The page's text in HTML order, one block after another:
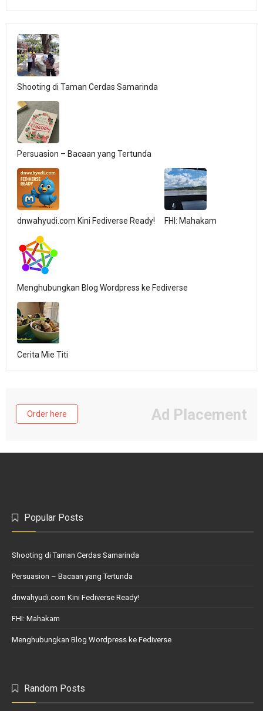
Shooting di Taman Cerdas Samarinda
Persuasion – Bacaan yang Tertunda
dnwahyudi.com Kini Fediverse Ready! FHI: Mahakam
Menghubungkan Blog Wordpress ke Fediverse
Cerita Mie Titi
Order here Ad Placement
Popular Posts
Shooting di Taman Cerdas Samarinda
Persuasion – Bacaan yang Tertunda
dnwahyudi.com Kini Fediverse Ready!
FHI: Mahakam
Menghubungkan Blog Wordpress ke Fediverse
Random Posts